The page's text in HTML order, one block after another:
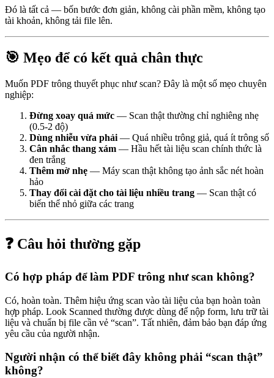
Đó là tất cả — bốn bước đơn giản, không cài phần mềm, không tạo
tài khoản, không tải file lên.
🎯 Mẹo để có kết quả chân thực
Muốn PDF trông thuyết phục như scan? Đây là một số mẹo chuyên
nghiệp:
Đừng xoay quá mức — Scan thật thường chỉ nghiêng nhẹ
(0.5-2 độ)
Dùng nhiễu vừa phải — Quá nhiều trông giả, quá ít trông số
Cân nhắc thang xám — Hầu hết tài liệu scan chính thức là
đen trắng
Thêm mờ nhẹ — Máy scan thật không tạo ảnh sắc nét hoàn
hảo
Thay đổi cài đặt cho tài liệu nhiều trang — Scan thật có
biến thể nhỏ giữa các trang
❓ Câu hỏi thường gặp
Có hợp pháp để làm PDF trông như scan không?
Có, hoàn toàn. Thêm hiệu ứng scan vào tài liệu của bạn hoàn toàn
hợp pháp. Look Scanned thường được dùng để nộp form, lưu trữ tài
liệu và chuẩn bị file cần vẻ “scan”. Tất nhiên, đảm bảo bạn đáp ứng
yêu cầu của người nhận.
Người nhận có thể biết đây không phải “scan thật”
không?